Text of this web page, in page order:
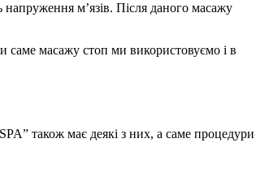
напруження м’язів. Після даного масажу
саме масажу стоп ми використовуємо і в
також має деякі з них, а саме процедури